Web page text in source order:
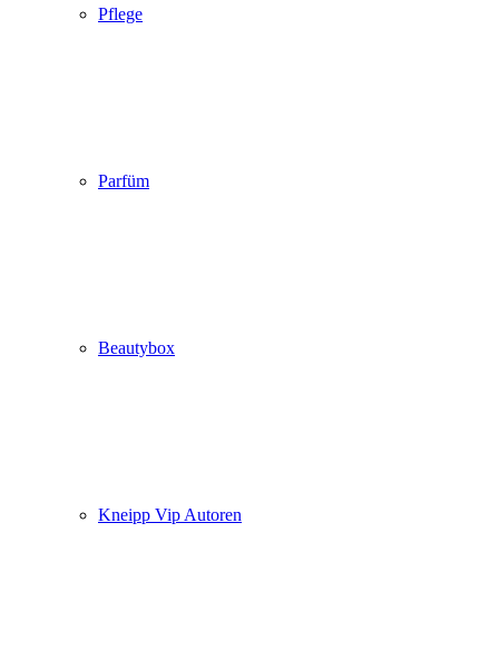
Pflege
Parfüm
Beautybox
Kneipp Vip Autoren